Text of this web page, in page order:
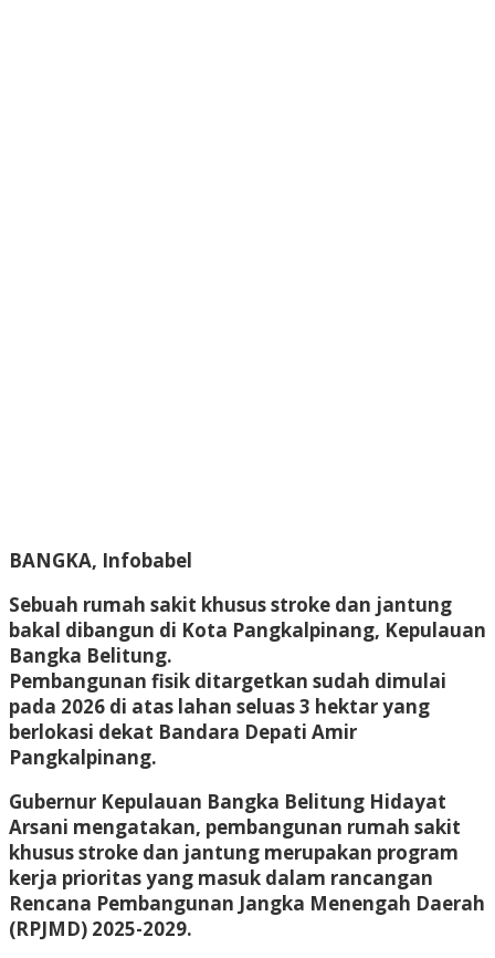
BANGKA, Infobabel
Sebuah rumah sakit khusus stroke dan jantung
bakal dibangun di Kota Pangkalpinang, Kepulauan
Bangka Belitung.
Pembangunan fisik ditargetkan sudah dimulai
pada 2026 di atas lahan seluas 3 hektar yang
berlokasi dekat Bandara Depati Amir
Pangkalpinang.
Gubernur Kepulauan Bangka Belitung Hidayat
Arsani mengatakan, pembangunan rumah sakit
khusus stroke dan jantung merupakan program
kerja prioritas yang masuk dalam rancangan
Rencana Pembangunan Jangka Menengah Daerah
(RPJMD) 2025-2029.